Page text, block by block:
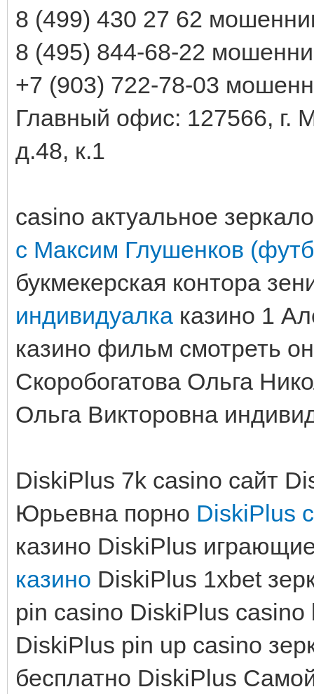
8 (499) 430 27 62
8 (495) 844-68-22
+7 (903) 722-78-03
Главный офис: 127566, г.
д.48, к.1
casino актуальное
с Максим Глушенков
букмекерская контора
индивидуалка казино 1
казино фильм смотреть
Скоробогатова Ольга
Ольга Викторовна
DiskiPlus 7k casino сайт
Юрьевна порно DiskiPlus
казино DiskiPlus
казино DiskiPlus 1xbet
pin casino DiskiPlus
DiskiPlus pin up casino
бесплатно DiskiPlus